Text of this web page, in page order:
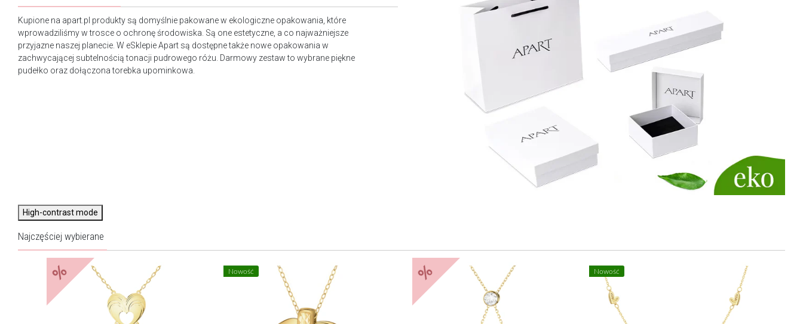
Kupione na apart.pl produkty są domyślnie pakowane w ekologiczne opakowania, które
wprowadziliśmy w trosce o ochronę środowiska. Są one estetyczne, a co najważniejsze
przyjazne naszej planecie. W eSklepie Apart są dostępne także nowe opakowania w
zachwycającej subtelnością tonacji pudrowego różu. Darmowy zestaw to wybrane piękne
pudełko oraz dołączona torebka upominkowa.
High-contrast mode
Najczęściej wybierane
% Nowość % Nowość